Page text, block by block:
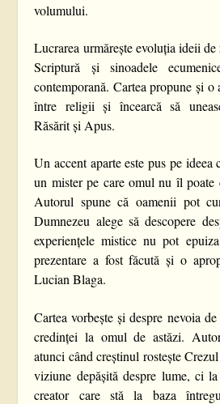
volumului.
Lucrarea urmărește evoluția ideii
Scriptură și sinoadele
contemporană. Cartea propune și o
între religii și încearcă să
Răsărit și Apus.
Un accent aparte este pus pe ideea
un mister pe care omul nu îl poate
Autorul spune că oamenii pot
Dumnezeu alege să descopere
experiențele mistice nu pot
prezentare a fost făcută și o
Lucian Blaga.
Cartea vorbește și despre nevoia
credinței la omul de astăzi.
atunci când creștinul rostește
viziune depășită despre lume, ci
creator care stă la baza